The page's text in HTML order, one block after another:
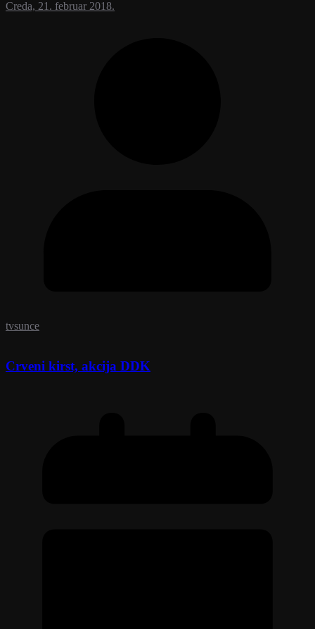
Creda, 21. februar 2018.
tvsunce
Crveni kirst, akcija DDK